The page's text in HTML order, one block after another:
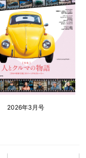
2026年3月号